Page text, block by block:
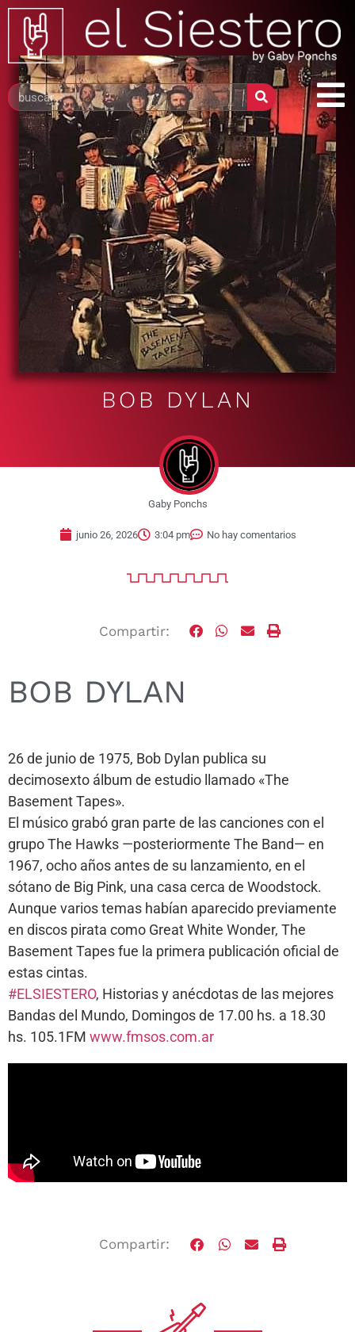
BOB DYLAN
Gaby Ponchs
junio 26, 2026 3:04 pm No hay comentarios
Compartir:
BOB DYLAN
26 de junio de 1975, Bob Dylan publica su
decimosexto álbum de estudio llamado «The
Basement Tapes».
El músico grabó gran parte de las canciones con el
grupo The Hawks —posteriormente The Band— en
1967, ocho años antes de su lanzamiento, en el
sótano de Big Pink, una casa cerca de Woodstock.
Aunque varios temas habían aparecido previamente
en discos pirata como Great White Wonder, The
Basement Tapes fue la primera publicación oficial de
estas cintas.
#ELSIESTERO, Historias y anécdotas de las mejores
Bandas del Mundo, Domingos de 17.00 hs. a 18.30
hs. 105.1FM www.fmsos.com.ar
Compartir: